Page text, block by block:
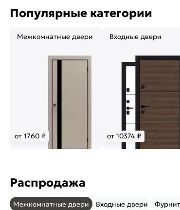
Популярные категории
Межкомнатные двери
от 1760 ₽
Входные двери
от 10374 ₽
Распродажа
Межкомнатные двери Входные двери